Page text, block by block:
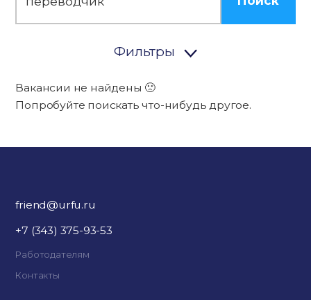
Фильтры
Вакансии не найдены 🙁
Попробуйте поискать что-нибудь другое.
friend@urfu.ru
+7 (343) 375-93-53
Работодателям
Контакты